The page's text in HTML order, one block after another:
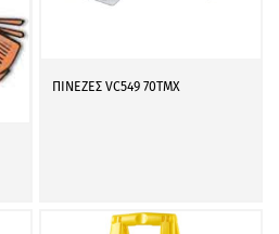
ΠΙΝΕΖΕΣ VC549 70ΤΜΧ